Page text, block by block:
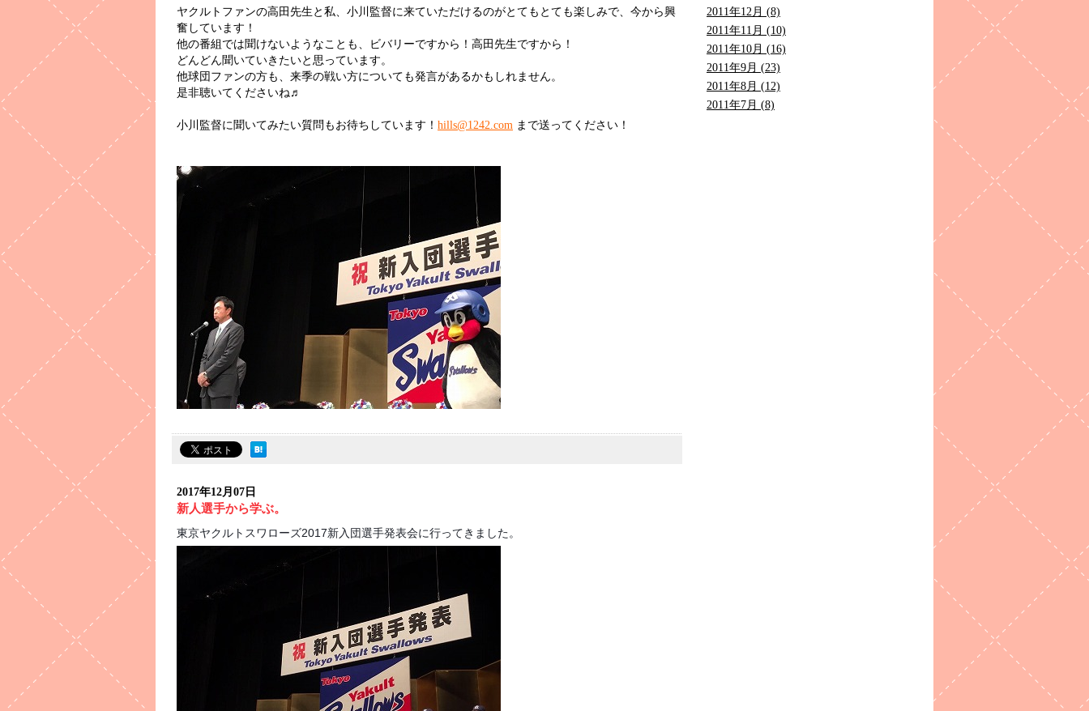
ヤクルトファンの高田先生と私、小川監督に来ていただけるのがとてもとても楽しみで、今から興
奮しています！
他の番組では聞けないようなことも、ビバリーですから！高田先生ですから！
どんどん聞いていきたいと思っています。
他球団ファンの方も、来季の戦い方についても発言があるかもしれません。
是非聴いてくださいね♬
小川監督に聞いてみたい質問もお待ちしています！ hills@1242.com まで送ってください！
2017年12月07日
新人選手から学ぶ。
東京ヤクルトスワローズ2017新入団選手発表会に行ってきました。
2011年12月 (8)
2011年11月 (10)
2011年10月 (16)
2011年9月 (23)
2011年8月 (12)
2011年7月 (8)